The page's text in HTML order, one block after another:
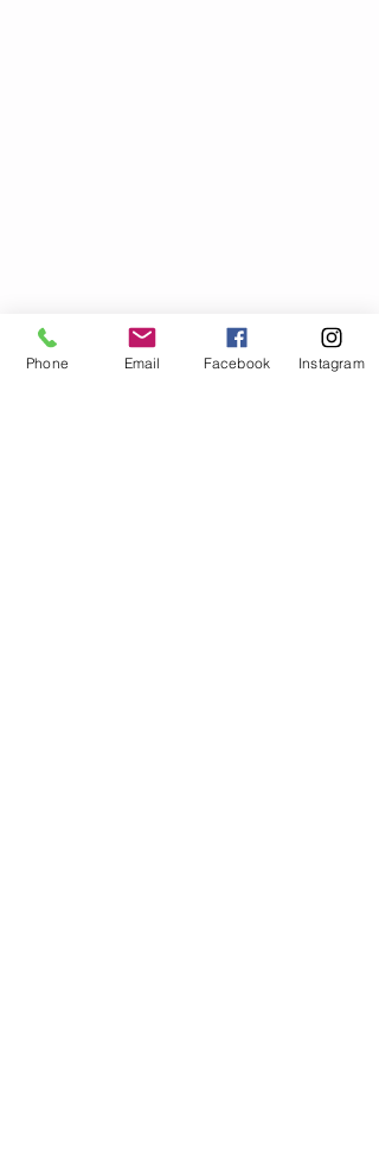
INSCREVA-SE
Phone Email Facebook Instagram